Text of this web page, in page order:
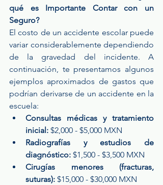
qué es Importante Contar con un
Seguro?
El costo de un accidente escolar puede
variar considerablemente dependiendo
de la gravedad del incidente. A
continuación, te presentamos algunos
ejemplos aproximados de gastos que
podrían derivarse de un accidente en la
escuela:
Consultas médicas y tratamiento
inicial: $2,000 - $5,000 MXN
Radiografías y estudios de
diagnóstico: $1,500 - $3,500 MXN
Cirugías menores (fracturas,
suturas): $15,000 - $30,000 MXN